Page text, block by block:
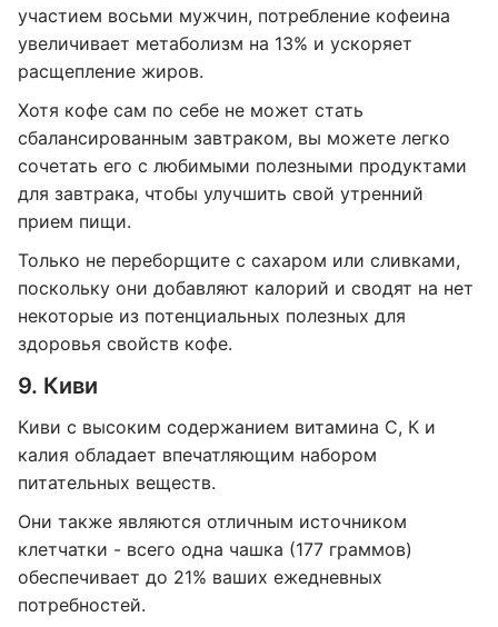
участием восьми мужчин, потребление кофеина
увеличивает метаболизм на 13% и ускоряет
расщепление жиров.
Хотя кофе сам по себе не может стать
сбалансированным завтраком, вы можете легко
сочетать его с любимыми полезными продуктами
для завтрака, чтобы улучшить свой утренний
прием пищи.
Только не переборщите с сахаром или сливками,
поскольку они добавляют калорий и сводят на нет
некоторые из потенциальных полезных для
здоровья свойств кофе.
9. Киви
Киви с высоким содержанием витамина С, К и
калия обладает впечатляющим набором
питательных веществ.
Они также являются отличным источником
клетчатки - всего одна чашка (177 граммов)
обеспечивает до 21% ваших ежедневных
потребностей.